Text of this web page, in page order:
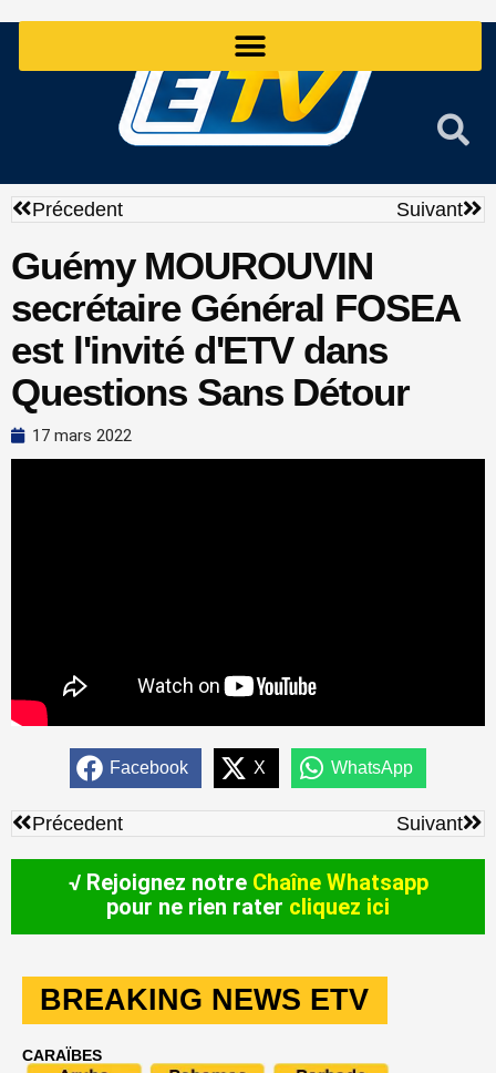
Précédent
Précedent Suivant
Guémy MOUROUVIN
secrétaire Général FOSEA
est l'invité d'ETV dans
Questions Sans Détour
17 mars 2022
Facebook X WhatsApp
Précédent
Précedent Suivant
√ Rejoignez notre Chaîne Whatsapp
pour ne rien rater cliquez ici
BREAKING NEWS ETV
CARAÏBES